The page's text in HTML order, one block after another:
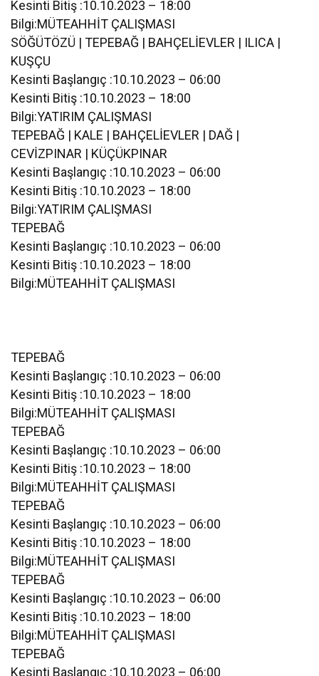
Kesinti Bitiş :10.10.2023 – 18:00
Bilgi:MÜTEAHHİT ÇALIŞMASI
SÖĞÜTÖZÜ | TEPEBAĞ | BAHÇELİEVLER | ILICA |
KUŞÇU
Kesinti Başlangıç :10.10.2023 – 06:00
Kesinti Bitiş :10.10.2023 – 18:00
Bilgi:YATIRIM ÇALIŞMASI
TEPEBAĞ | KALE | BAHÇELİEVLER | DAĞ |
CEVİZPINAR | KÜÇÜKPINAR
Kesinti Başlangıç :10.10.2023 – 06:00
Kesinti Bitiş :10.10.2023 – 18:00
Bilgi:YATIRIM ÇALIŞMASI
TEPEBAĞ
Kesinti Başlangıç :10.10.2023 – 06:00
Kesinti Bitiş :10.10.2023 – 18:00
Bilgi:MÜTEAHHİT ÇALIŞMASI
TEPEBAĞ
Kesinti Başlangıç :10.10.2023 – 06:00
Kesinti Bitiş :10.10.2023 – 18:00
Bilgi:MÜTEAHHİT ÇALIŞMASI
TEPEBAĞ
Kesinti Başlangıç :10.10.2023 – 06:00
Kesinti Bitiş :10.10.2023 – 18:00
Bilgi:MÜTEAHHİT ÇALIŞMASI
TEPEBAĞ
Kesinti Başlangıç :10.10.2023 – 06:00
Kesinti Bitiş :10.10.2023 – 18:00
Bilgi:MÜTEAHHİT ÇALIŞMASI
TEPEBAĞ
Kesinti Başlangıç :10.10.2023 – 06:00
Kesinti Bitiş :10.10.2023 – 18:00
Bilgi:MÜTEAHHİT ÇALIŞMASI
TEPEBAĞ
Kesinti Başlangıç :10.10.2023 – 06:00